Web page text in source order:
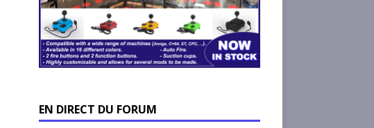
EN DIRECT DU FORUM